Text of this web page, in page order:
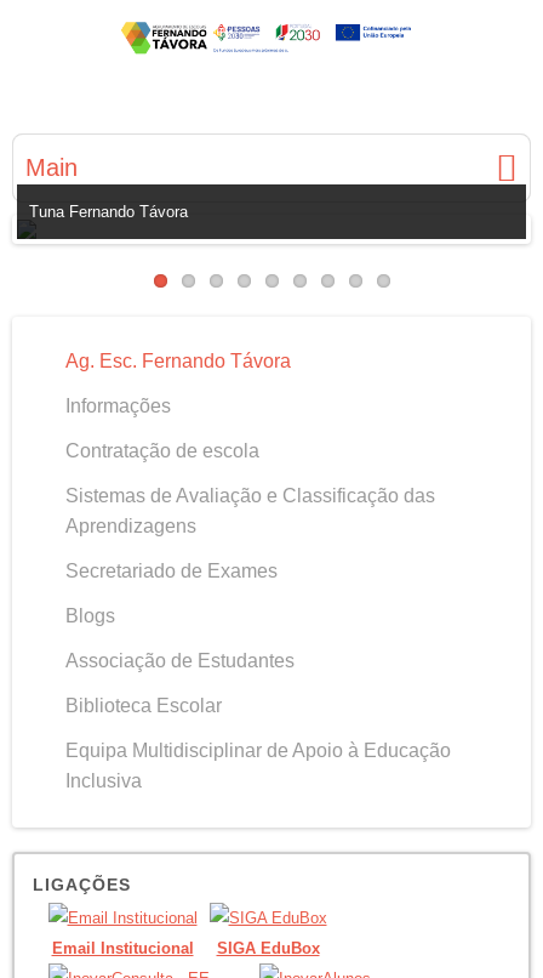
Main
Tuna Fernando Távora
Ag. Esc. Fernando Távora
Informações
Contratação de escola
Sistemas de Avaliação e Classificação das
Aprendizagens
Secretariado de Exames
Blogs
Associação de Estudantes
Biblioteca Escolar
Equipa Multidisciplinar de Apoio à Educação
Inclusiva
LIGAÇÕES
Email Institucional SIGA EduBox